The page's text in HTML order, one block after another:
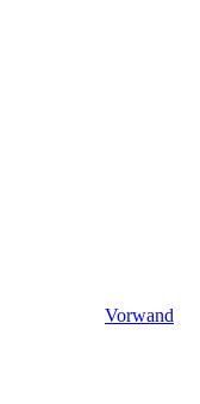
Vorwand